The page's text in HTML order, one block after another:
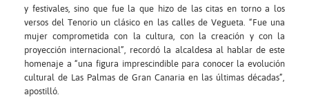
y festivales, sino que fue la que hizo de las citas en torno a los
versos del Tenorio un clásico en las calles de Vegueta. “Fue una
mujer comprometida con la cultura, con la creación y con la
proyección internacional”, recordó la alcaldesa al hablar de este
homenaje a “una figura imprescindible para conocer la evolución
cultural de Las Palmas de Gran Canaria en las últimas décadas”,
apostilló.